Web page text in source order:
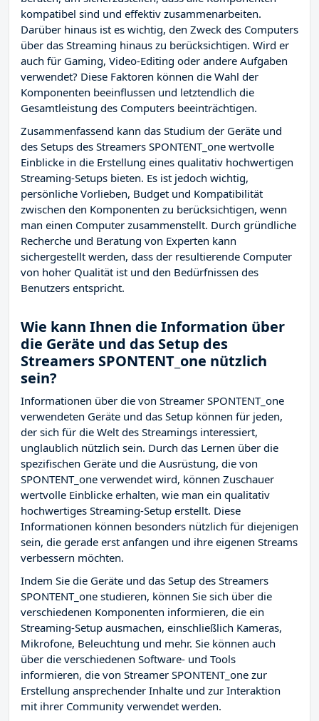
kompatibel sind und effektiv zusammenarbeiten.
Darüber hinaus ist es wichtig, den Zweck des Computers
über das Streaming hinaus zu berücksichtigen. Wird er
auch für Gaming, Video-Editing oder andere Aufgaben
verwendet? Diese Faktoren können die Wahl der
Komponenten beeinflussen und letztendlich die
Gesamtleistung des Computers beeinträchtigen.
Zusammenfassend kann das Studium der Geräte und
des Setups des Streamers SPONTENT_one wertvolle
Einblicke in die Erstellung eines qualitativ hochwertigen
Streaming-Setups bieten. Es ist jedoch wichtig,
persönliche Vorlieben, Budget und Kompatibilität
zwischen den Komponenten zu berücksichtigen, wenn
man einen Computer zusammenstellt. Durch gründliche
Recherche und Beratung von Experten kann
sichergestellt werden, dass der resultierende Computer
von hoher Qualität ist und den Bedürfnissen des
Benutzers entspricht.
Wie kann Ihnen die Information über
die Geräte und das Setup des
Streamers SPONTENT_one nützlich
sein?
Informationen über die von Streamer SPONTENT_one
verwendeten Geräte und das Setup können für jeden,
der sich für die Welt des Streamings interessiert,
unglaublich nützlich sein. Durch das Lernen über die
spezifischen Geräte und die Ausrüstung, die von
SPONTENT_one verwendet wird, können Zuschauer
wertvolle Einblicke erhalten, wie man ein qualitativ
hochwertiges Streaming-Setup erstellt. Diese
Informationen können besonders nützlich für diejenigen
sein, die gerade erst anfangen und ihre eigenen Streams
verbessern möchten.
Indem Sie die Geräte und das Setup des Streamers
SPONTENT_one studieren, können Sie sich über die
verschiedenen Komponenten informieren, die ein
Streaming-Setup ausmachen, einschließlich Kameras,
Mikrofone, Beleuchtung und mehr. Sie können auch
über die verschiedenen Software- und Tools
informieren, die von Streamer SPONTENT_one zur
Erstellung ansprechender Inhalte und zur Interaktion
mit ihrer Community verwendet werden.